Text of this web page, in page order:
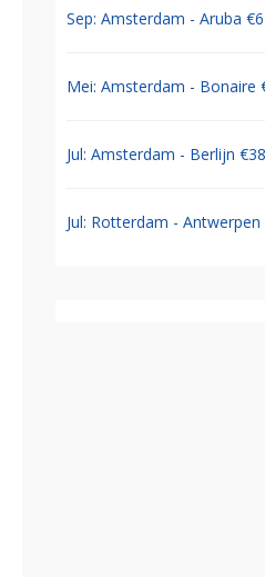
Sep: Amsterdam - Aruba
Mei: Amsterdam - Bonaire
Jul: Amsterdam - Berlijn €38
Jul: Rotterdam - Antwerpen